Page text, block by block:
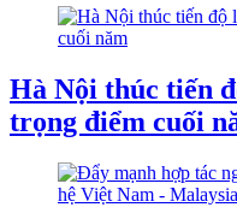
Hà Nội thúc tiến
trọng điểm cuối